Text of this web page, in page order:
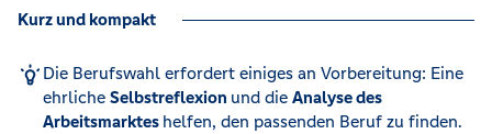
Kurz und kompakt
Die Berufswahl erfordert einiges an Vorbereitung: Eine
ehrliche Selbstreflexion und die Analyse des
Arbeitsmarktes helfen, den passenden Beruf zu finden.